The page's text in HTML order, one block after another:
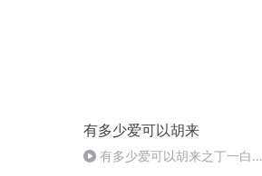
有多少爱可以胡来
有多少爱可以胡来之丁一白的